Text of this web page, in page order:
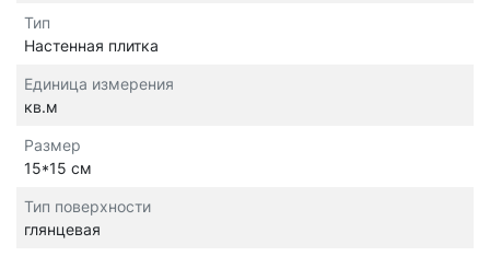
Тип
Настенная плитка
Единица измерения
кв.м
Размер
15*15 см
Тип поверхности
глянцевая